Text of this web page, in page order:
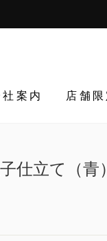
社案内 店舗限
仕立て（